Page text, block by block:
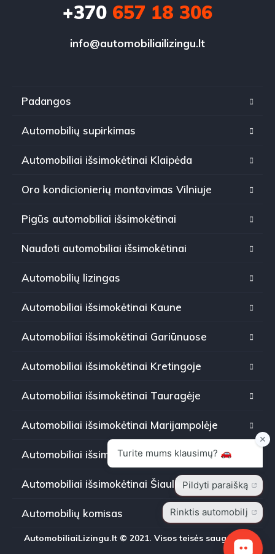
+370 657 18 306
info@automobiliailizingu.lt
Padangos
Automobilių supirkimas
Automobiliai išsimokėtinai Klaipėda
Oro kondicionierių montavimas Vilniuje
Pigūs automobiliai išsimokėtinai
Naudoti automobiliai išsimokėtinai
Automobilių lizingas
Automobiliai išsimokėtinai Kaune
Automobiliai išsimokėtinai Gariūnuose
Automobiliai išsimokėtinai Kretingoje
Automobiliai išsimokėtinai Tauragėje
Automobiliai išsimokėtinai Marijampolėje
Automobiliai išsimokėtinai Panevėžyje
Automobiliai išsimokėtinai Šiauliuose
Automobilių komisas
AutomobiliaiLizingu.lt © 2021. Visos teisės saugomos.